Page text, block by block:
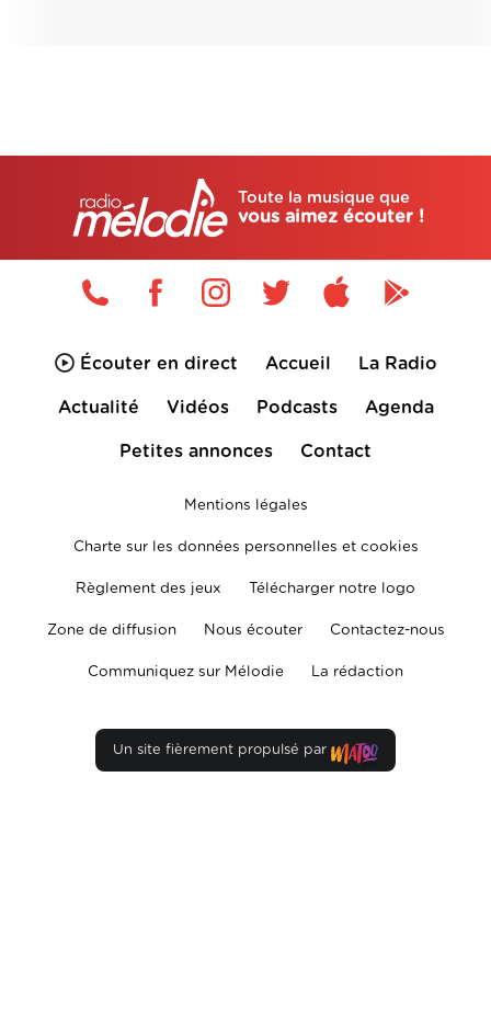
Toute la musique que
vous aimez écouter !
Écouter en direct Accueil La Radio
Actualité Vidéos Podcasts Agenda
Petites annonces Contact
Mentions légales
Charte sur les données personnelles et cookies
Règlement des jeux Télécharger notre logo
Zone de diffusion Nous écouter Contactez-nous
Communiquez sur Mélodie La rédaction
Un site fièrement propulsé par